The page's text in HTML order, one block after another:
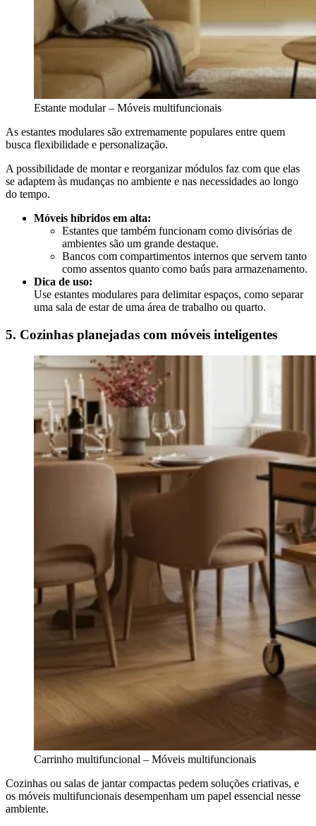
Estante modular – Móveis multifuncionais
As estantes modulares são extremamente populares entre quem
busca flexibilidade e personalização.
A possibilidade de montar e reorganizar módulos faz com que elas
se adaptem às mudanças no ambiente e nas necessidades ao longo
do tempo.
Móveis híbridos em alta:
Estantes que também funcionam como divisórias de
ambientes são um grande destaque.
Bancos com compartimentos internos que servem tanto
como assentos quanto como baús para armazenamento.
Dica de uso:
Use estantes modulares para delimitar espaços, como separar
uma sala de estar de uma área de trabalho ou quarto.
5. Cozinhas planejadas com móveis inteligentes
Carrinho multifuncional – Móveis multifuncionais
Cozinhas ou salas de jantar compactas pedem soluções criativas, e
os móveis multifuncionais desempenham um papel essencial nesse
ambiente.